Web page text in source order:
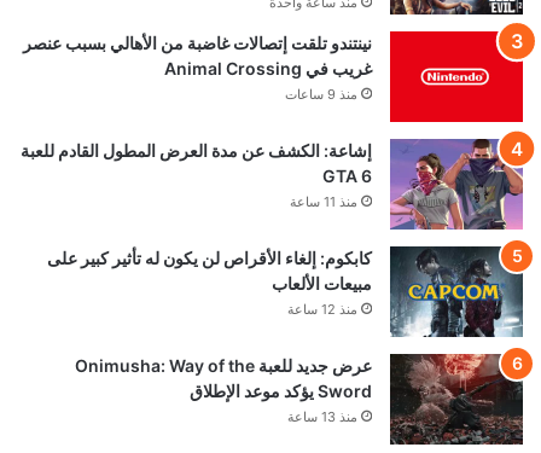
نينتندو تلقت إتصالات غاضبة من الأهالي بسبب عنصر
غريب في Animal Crossing
منذ 9 ساعات
إشاعة: الكشف عن مدة العرض المطول القادم للعبة
GTA 6
منذ 11 ساعة
كابكوم: إلغاء الأقراص لن يكون له تأثير كبير على
مبيعات الألعاب
منذ 12 ساعة
عرض جديد للعبة Onimusha: Way of the
Sword يؤكد موعد الإطلاق
منذ 13 ساعة